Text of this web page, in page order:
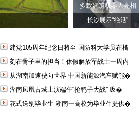
多款建筑机器人亮相
长沙展示“绝活”
建党105周年纪念日将至 国防科大学员在橘
刻在骨子里的担当！休假解放军战士一周内
从湖南加速驶向世界 中国新能源汽车赋能�
湖南凤凰古城上演端午“抢鸭子大战” 吸�
花式送别毕业生 湖南一高校为毕业生提供�